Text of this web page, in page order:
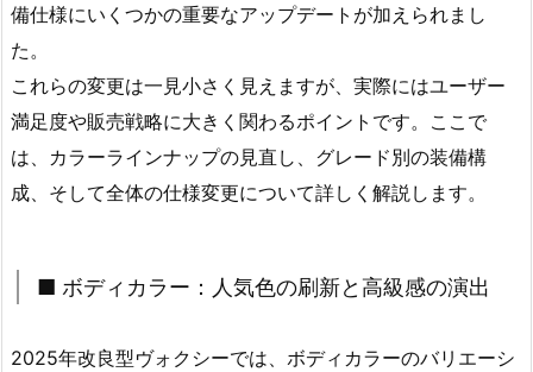
備仕様にいくつかの重要なアップデートが加えられまし
た。
これらの変更は一見小さく見えますが、実際にはユーザー
満足度や販売戦略に大きく関わるポイントです。ここで
は、カラーラインナップの見直し、グレード別の装備構
成、そして全体の仕様変更について詳しく解説します。
■ ボディカラー：人気色の刷新と高級感の演出
2025年改良型ヴォクシーでは、ボディカラーのバリエーシ